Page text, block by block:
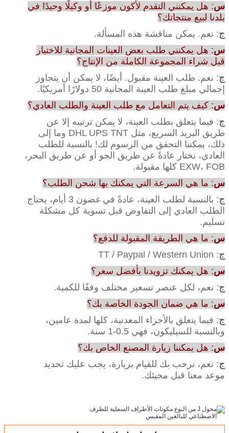
س: هل يمكنني التقدم لأكون موزعًا أو وكيلًا وحيدًا في
بلدنا لبيع منتجاتك؟
ج: نعم. يمكن مناقشة هذه المسألة.
س: هل يمكنني طلب بعض العينات المجانية للاختبار
قبل شراء المجموعة الكاملة من الإنتاج؟
ج: نعم. طلب العينة مقبول. أيضًا، لا يمكن أن يتجاوز
إجمالي مبلغ طلب العينة المجانية 50 دولارًا أمريكيًا.
س: كيف يتم التعامل مع طلب العينة والطلب العادي؟
ج: فيما يتعلق بطلب العينة، لا يمكن ترتيبه إلا عن
طريق البريد السريع، مثل DHL UPS TNT وما إلى
ذلك، يمكننا التحقق من الرسوم لك! بالنسبة للطلب
العادي، نختار عادةً عن طريق الجو أو عن طريق البحر،
EXW، FOB كلها مقبولة.
س: ما هي السرعة التي يمكنك بها شحن الطلب؟
ج
: بالنسبة لطلب العينة، عادةً في غضون 3 أيام، يحتاج
الطلب العادي إلى التفاوض قبل تسوية كل مشكلة
تسليم.
س: ما هي الطريقة المقبولة للدفع؟
ج: TT / Paypal / Western Union
س: هل يمكنك تزويدنا بأفضل سعر؟
ج: نعم، لكل عنصر تسعير مختلف وفقًا للكمية.
س: ما هي ضمان الجودة الخاصة بك؟
ج: فيما يتعلق بالأجزاء المعدنية، كلها لمدة عامين،
وبالنسبة للسيليكون، فهي 0.5-1 سنة.
س: هل يمكننا زيارة المصنع الخاص بك؟
ج: نعم، نرحب بك للقيام بزيارة، يجب عليك تحديد
موعد معنا قبل مجيئك.